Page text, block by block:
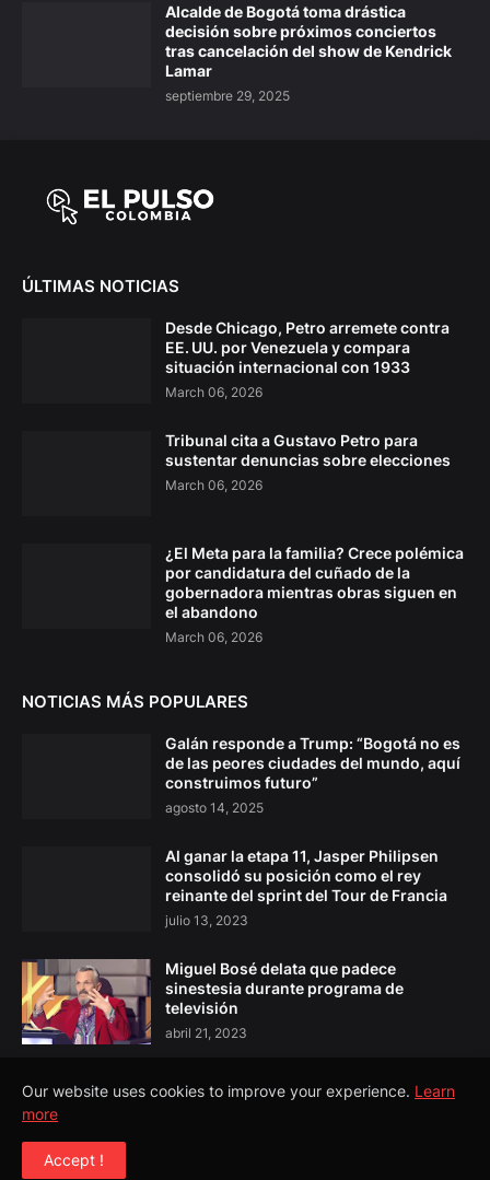
Alcalde de Bogotá toma drástica
decisión sobre próximos conciertos
tras cancelación del show de Kendrick
Lamar
septiembre 29, 2025
ÚLTIMAS NOTICIAS
Desde Chicago, Petro arremete contra
EE. UU. por Venezuela y compara
situación internacional con 1933
March 06, 2026
Tribunal cita a Gustavo Petro para
sustentar denuncias sobre elecciones
March 06, 2026
¿El Meta para la familia? Crece polémica
por candidatura del cuñado de la
gobernadora mientras obras siguen en
el abandono
March 06, 2026
NOTICIAS MÁS POPULARES
Galán responde a Trump: “Bogotá no es
de las peores ciudades del mundo, aquí
construimos futuro”
agosto 14, 2025
Al ganar la etapa 11, Jasper Philipsen
consolidó su posición como el rey
reinante del sprint del Tour de Francia
julio 13, 2023
Miguel Bosé delata que padece
sinestesia durante programa de
televisión
abril 21, 2023
Copyright ©
Our website uses cookies to improve your experience. Learn
more
Accept !